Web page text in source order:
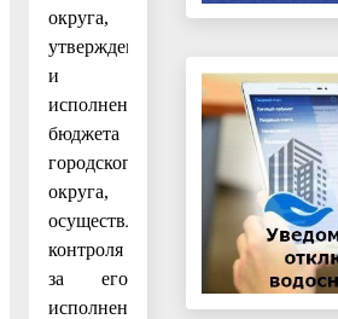
округа,
утверждение
и
исполнение
бюджета
городского
округа,
осуществление
контроля
за его
исполнением,